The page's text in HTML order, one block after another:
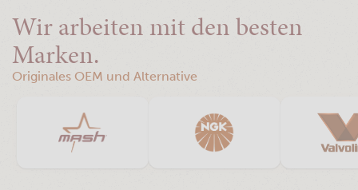
Wir arbeiten mit den besten
Marken.
Originales OEM und Alternative